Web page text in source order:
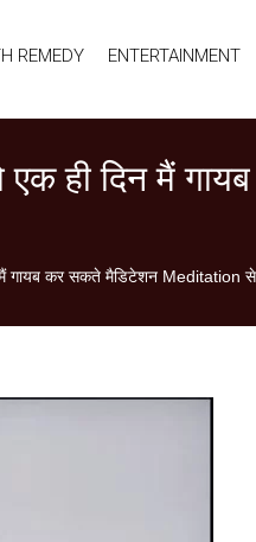
REMEDY ENTERTAINMENT
ही दिन मैं
गायब कर सकते मैडिटेशन Meditation